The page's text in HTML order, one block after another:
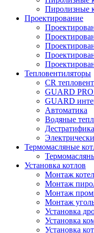
Пиролизные
Проектирование
Тепловентиляторы
CR
GUARD
GUARD
Автоматика
Водяные
Термомасляные
Установка котлов
Монтаж
Монтаж
Монтаж
Монтаж
Установка
Установка
Установка